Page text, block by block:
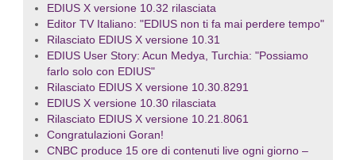
EDIUS X versione 10.32 rilasciata
Editor TV Italiano: "EDIUS non ti fa mai perdere tempo"
Rilasciato EDIUS X versione 10.31
EDIUS User Story: Acun Medya, Turchia: "Possiamo
farlo solo con EDIUS"
Rilasciato EDIUS X versione 10.30.8291
EDIUS X versione 10.30 rilasciata
Rilasciato EDIUS X versione 10.21.8061
Congratulazioni Goran!
CNBC produce 15 ore di contenuti live ogni giorno –